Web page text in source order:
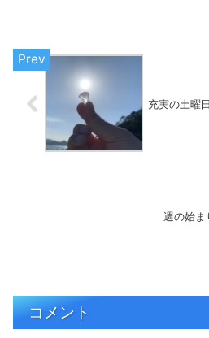
充実の土曜日
週の始ま
コメント